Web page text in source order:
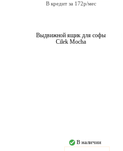
В кредит за 172р/мес
Выдвижной ящик для софы
Cilek Mocha
В наличии